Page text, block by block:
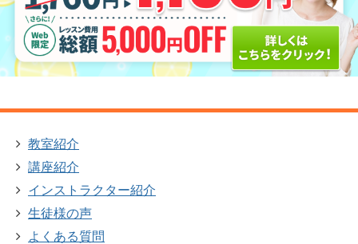
教室紹介
講座紹介
インストラクター紹介
生徒様の声
よくある質問